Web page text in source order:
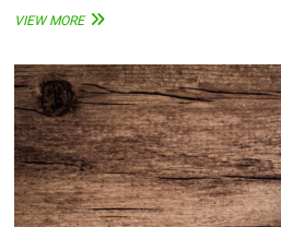
VIEW MOREŠALJIVA
HODŽA